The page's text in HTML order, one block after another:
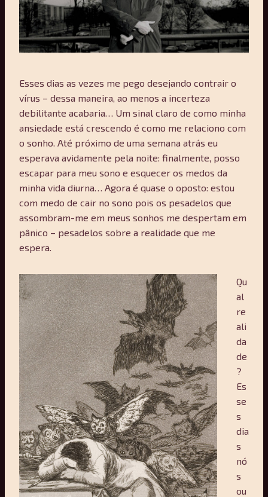
Esses dias as vezes me pego desejando contrair o
vírus – dessa maneira, ao menos a incerteza
debilitante acabaria… Um sinal claro de como minha
ansiedade está crescendo é como me relaciono com
o sonho. Até próximo de uma semana atrás eu
esperava avidamente pela noite: finalmente, posso
escapar para meu sono e esquecer os medos da
minha vida diurna… Agora é quase o oposto: estou
com medo de cair no sono pois os pesadelos que
assombram-me em meus sonhos me despertam em
pânico – pesadelos sobre a realidade que me
espera.
Qu
al
re
ali
da
de
?
Es
se
s
dia
s
nó
s
ou